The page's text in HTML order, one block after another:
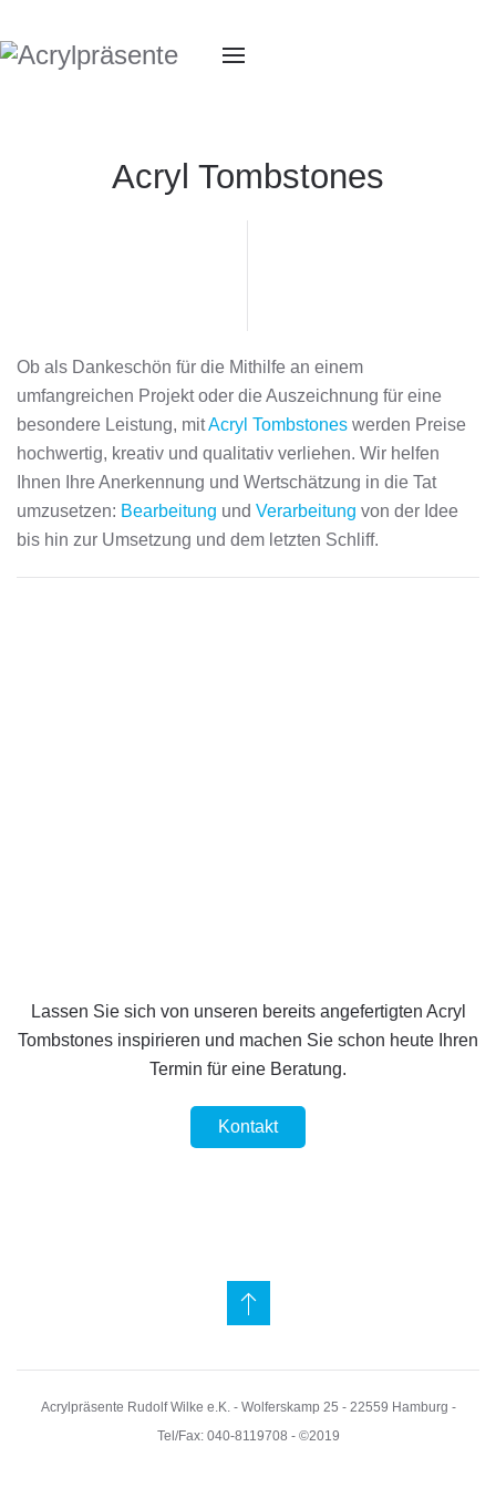
Acryl Tombstones
Ob als Dankeschön für die Mithilfe an einem
umfangreichen Projekt oder die Auszeichnung für eine
besondere Leistung, mitAcryl Tombstones werden Preise
hochwertig, kreativ und qualitativ verliehen. Wir helfen
Ihnen Ihre Anerkennung und Wertschätzung in die Tat
umzusetzen: Bearbeitung und Verarbeitung von der Idee
bis hin zur Umsetzung und dem letzten Schliff.
Lassen Sie sich von unseren bereits angefertigten Acryl
Tombstones inspirieren und machen Sie schon heute Ihren
Termin für eine Beratung.
Kontakt
Acrylpräsente Rudolf Wilke e.K. - Wolferskamp 25 - 22559 Hamburg -
Tel/Fax: 040-8119708 - ©2019